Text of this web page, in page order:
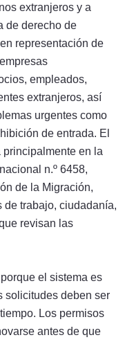
extranjeros y a
de derecho de
representación de
empleados,
extranjeros, así
urgentes como
de entrada. El
en la
n.º 6458,
de la Migración,
de trabajo, ciudadanía,
revisan las
el sistema es
solicitudes deben ser
Los permisos
antes de que